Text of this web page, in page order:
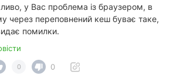
у Вас проблема із браузером, в
через переповнений кеш буває таке,
помилки.
0 0